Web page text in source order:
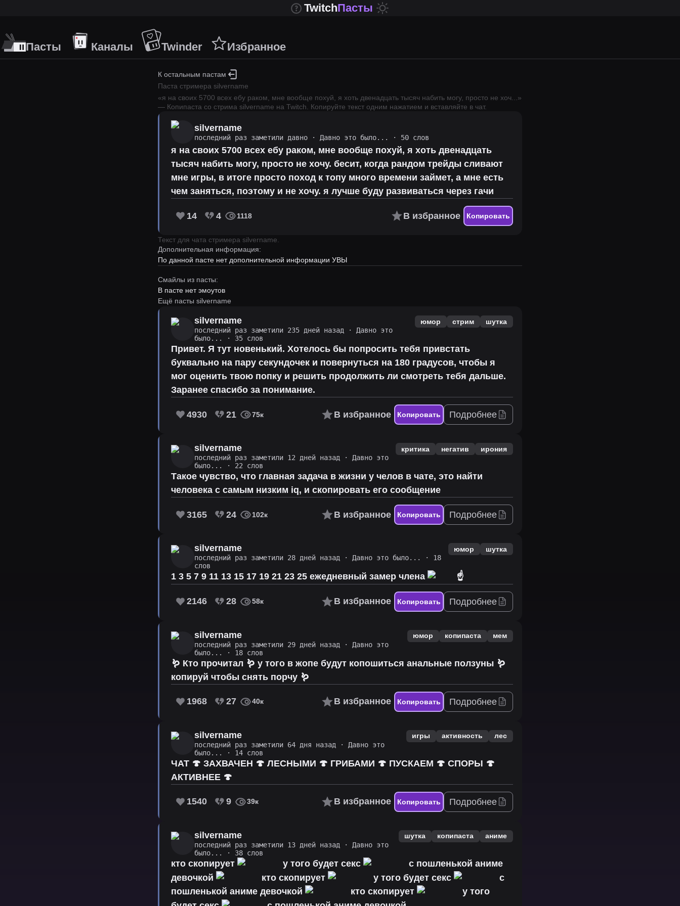
TwitchПасты
Пасты Каналы Twinder Избранное
К остальным пастам
Паста стримера silvername
«я на своих 5700 всех ебу раком, мне вообще похуй, я хоть двенадцать тысяч набить могу, просто не хоч
»
— Копипаста со стрима silvername на Twitch. Копируйте текст одним нажатием и вставляйте в чат.
silvername
последний раз заметили давно · Давно это было... · 50 слов
я на своих 5700 всех ебу раком, мне вообще похуй, я хоть двенадцать
тысяч набить могу, просто не хочу. бесит, когда рандом трейды сливают
мне игры, в итоге просто поход к топу много времени займет, а мне есть
чем заняться, поэтому и не хочу. я лучше буду развиваться через гачи
14 4 1118 В избранное Копировать
Текст для чата стримера silvername
Дополнительная информация:
По данной пасте нет дополнительной информации УВЫ
Смайлы из пасты:
В пасте нет эмоутов
Ещё пасты silvername
silvername
последний раз заметили 235 дней назад ·
Давно это
было...
· 35 слов
юмор стрим шутка
Привет. Я тут новенький. Хотелось бы попросить тебя привстать
буквально на пару секундочек и повернуться на 180 градусов, чтобы я
мог оценить твою попку и решить продолжить ли смотреть тебя дальше.
Заранее спасибо за понимание.
4930 21 75к В избранное Копировать Подробнее
silvername
последний раз заметили 12 дней назад ·
Давно это
было...
· 22 слов
критика негатив ирония
Такое чувство, что главная задача в жизни у челов в чате, это найти
человека с самым низким iq, и скопировать его сообщение
3165 24 102к В избранное Копировать Подробнее
silvername
последний раз заметили 28 дней назад · Давно это было...
· 18
слов
юмор шутка
1 3 5 7 9 11 13 15 17 19 21 23 25 ежедневный замер члена ☝️
2146 28 58к В избранное Копировать Подробнее
silvername
последний раз заметили 29 дней назад ·
Давно это
было...
· 18 слов
юмор копипаста мем
🪱 Кто прочитал 🪱 у того в жопе будут копошиться анальные ползуны 🪱
копируй чтобы снять порчу 🪱
1968 27 40к В избранное Копировать Подробнее
silvername
последний раз заметили 64 дня назад ·
Давно это
было...
· 14 слов
игры активность лес
ЧАТ 🍄 ЗАХВАЧЕН 🍄 ЛЕСНЫМИ 🍄 ГРИБАМИ 🍄 ПУСКАЕМ 🍄 СПОРЫ 🍄
АКТИВНЕЕ 🍄
1540 9 39к В избранное Копировать Подробнее
silvername
последний раз заметили 13 дней назад ·
Давно это
было...
· 38 слов
шутка копипаста аниме
кто скопирует у того будет секс
с пошленькой аниме
девочкой
кто скопирует у того будет секс
с
пошленькой аниме девочкой
кто скопирует
у того